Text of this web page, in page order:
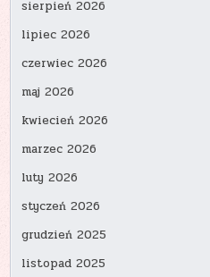
sierpień 2026
lipiec 2026
czerwiec 2026
maj 2026
kwiecień 2026
marzec 2026
luty 2026
styczeń 2026
grudzień 2025
listopad 2025